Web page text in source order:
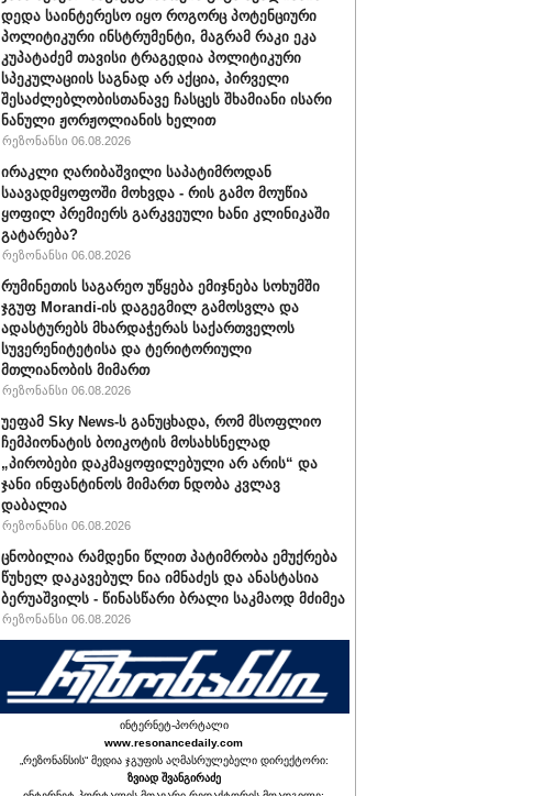
დედა საინტერესო იყო როგორც პოტენციური
პოლიტიკური ინსტრუმენტი, მაგრამ რაკი ეკა
კუპატაძემ თავისი ტრაგედია პოლიტიკური
სპეკულაციის საგნად არ აქცია, პირველი
შესაძლებლობისთანავე ჩასცეს შხამიანი ისარი
ნანული ჟორჟოლიანის ხელით
რეზონანსი 06.08.2026
ირაკლი ღარიბაშვილი საპატიმროდან
საავადმყოფოში მოხვდა - რის გამო მოუწია
ყოფილ პრემიერს გარკვეული ხანი კლინიკაში
გატარება?
რეზონანსი 06.08.2026
რუმინეთის საგარეო უწყება ემიჯნება სოხუმში
ჯგუფ Morandi-ის დაგეგმილ გამოსვლა და
ადასტურებს მხარდაჭერას საქართველოს
სუვერენიტეტისა და ტერიტორიული
მთლიანობის მიმართ
რეზონანსი 06.08.2026
უეფამ Sky News-ს განუცხადა, რომ მსოფლიო
ჩემპიონატის ბოიკოტის მოსახსნელად
„პირობები დაკმაყოფილებული არ არის“ და
ჯანი ინფანტინოს მიმართ ნდობა კვლავ
დაბალია
რეზონანსი 06.08.2026
ცნობილია რამდენი წლით პატიმრობა ემუქრება
წუხელ დაკავებულ ნია იმნაძეს და ანასტასია
ბერუაშვილს - წინასწარი ბრალი საკმაოდ მძიმეა
რეზონანსი 06.08.2026
ინტერნეტ-პორტალი
www.resonancedaily.com
„რეზონანსის“ მედია ჯგუფის აღმასრულებელი დირექტორი:
ზვიად შვანგირაძე